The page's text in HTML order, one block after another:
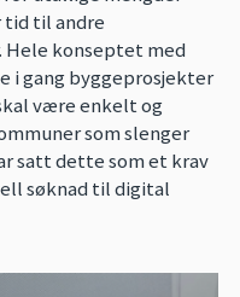
tid til andre
Hele konseptet med
i gang byggeprosjekter
være enkelt og
som slenger
satt dette som et krav
søknad til digital